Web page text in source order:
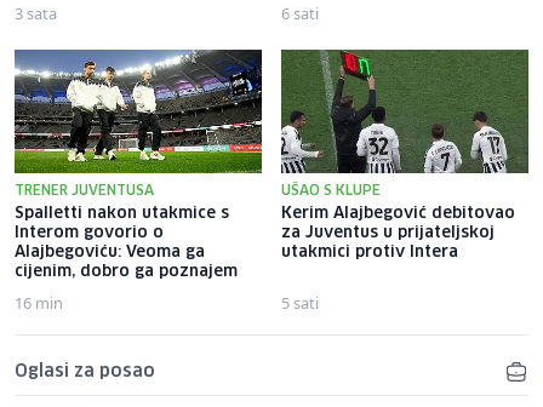
3 sata 6 sati
TRENER JUVENTUSA
Spalletti nakon utakmice s
Interom govorio o
Alajbegoviću: Veoma ga
cijenim, dobro ga poznajem
16 min
UŠAO S KLUPE
Kerim Alajbegović debitovao
za Juventus u prijateljskoj
utakmici protiv Intera
5 sati
Oglasi za posao